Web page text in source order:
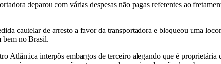
deparou com várias despesas não pagas referentes ao
cautelar de arresto a favor da transportadora e bloqueou uma
bem no Brasil.
Atlântica interpôs embargos de terceiro alegando que é